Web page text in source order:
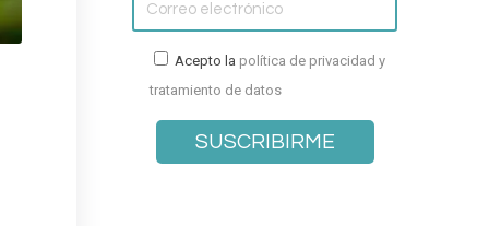
Acepto la política de privacidad y
tratamiento de datos